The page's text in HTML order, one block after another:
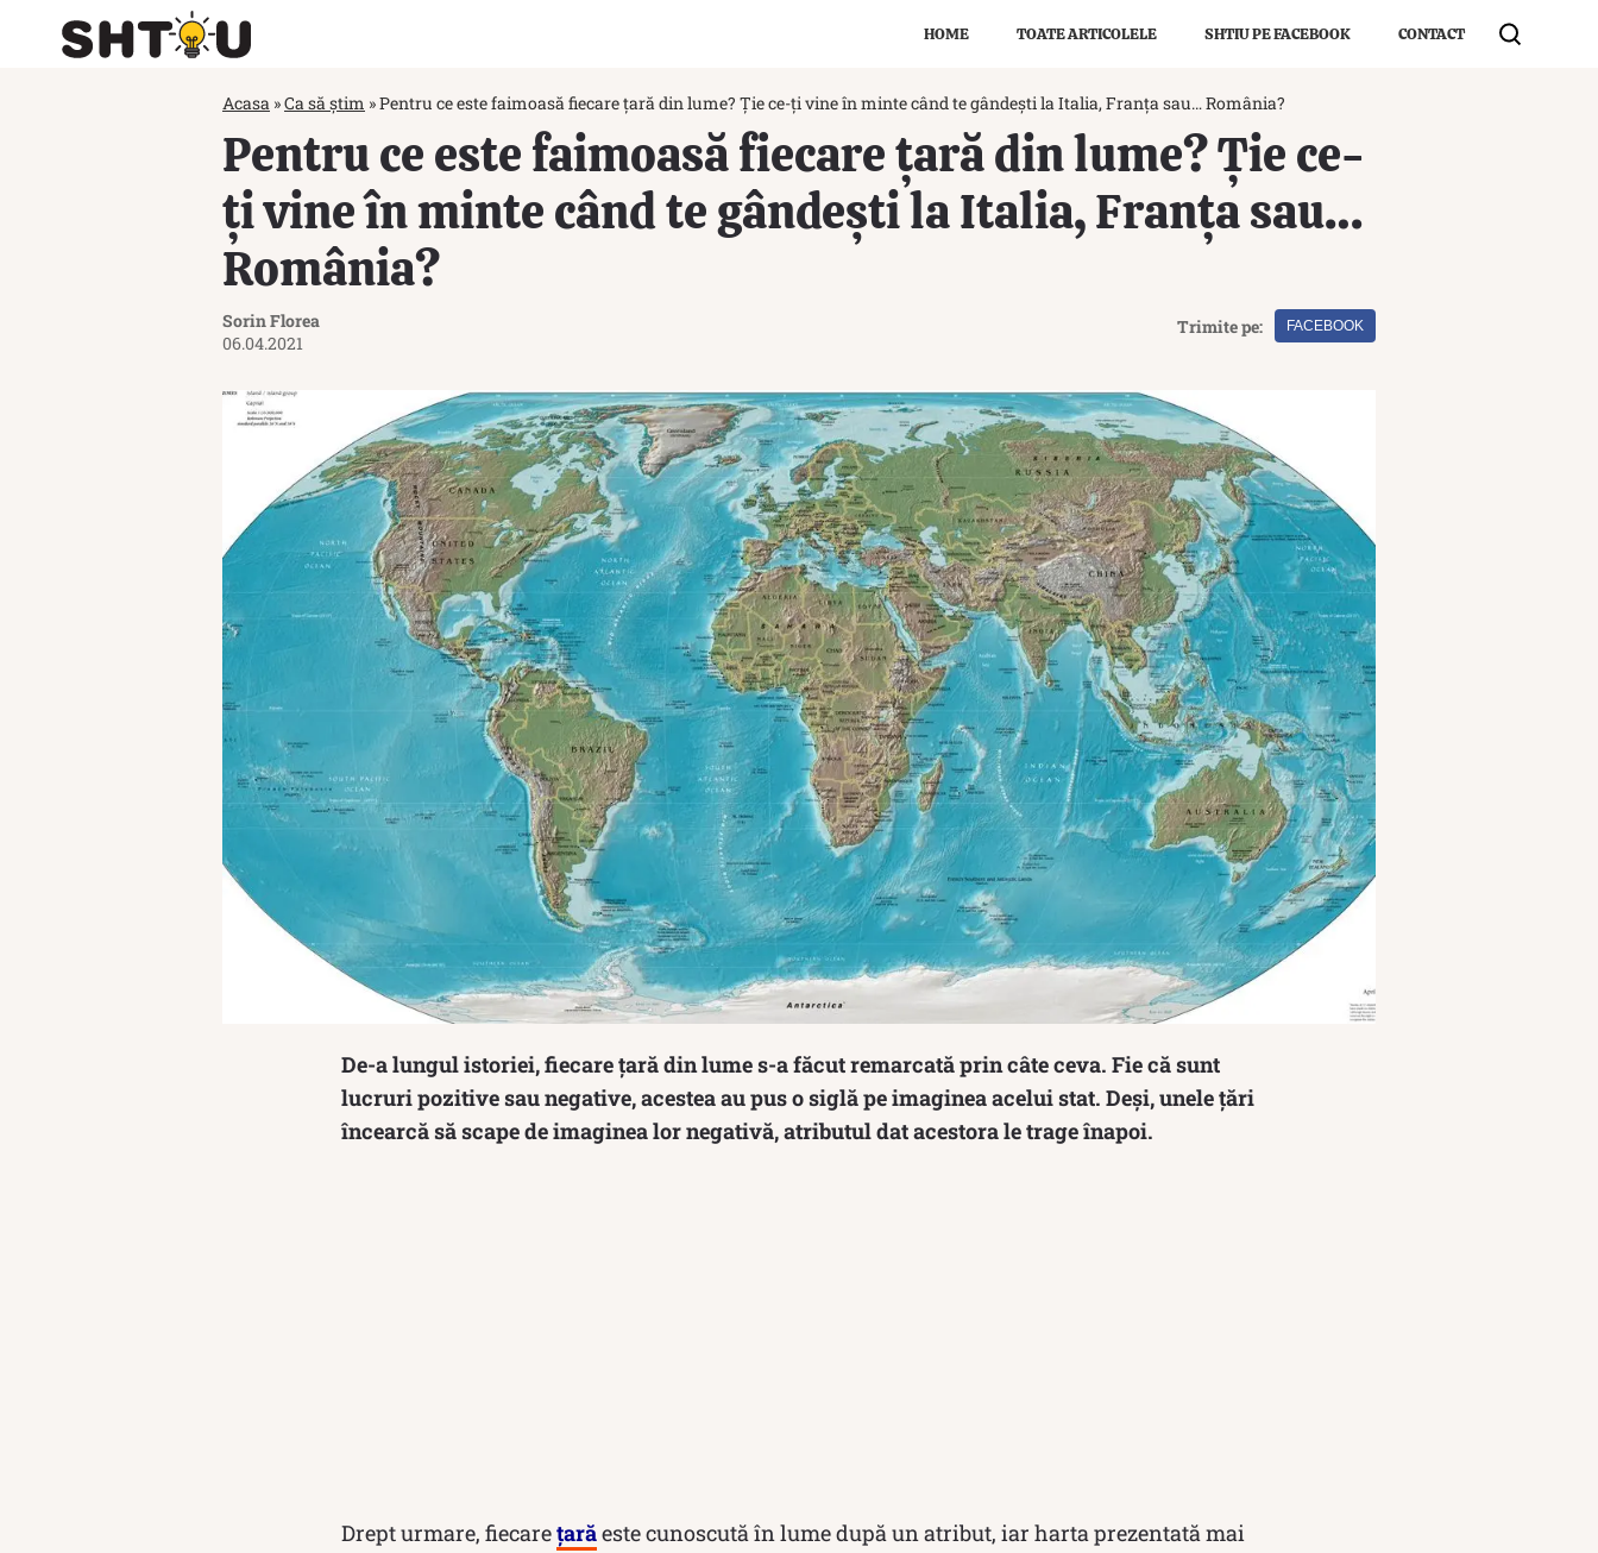
HOME TOATE ARTICOLELE SHTIU PE FACEBOOK CONTACT
Acasa »Ca să știm »Pentru ce este faimoasă fiecare țară din lume? Ție ce-ți vine în minte când te gândești la Italia, Franța sau… România?
Pentru ce este faimoasă fiecare țară din lume? Ție ce-
ți vine în minte când te gândești la Italia, Franța sau…
România?
Sorin Florea
06.04.2021
Trimite pe: FACEBOOK
De-a lungul istoriei, fiecare țară din lume s-a făcut remarcată prin câte ceva. Fie că sunt
lucruri pozitive sau negative, acestea au pus o siglă pe imaginea acelui stat. Deși, unele țări
încearcă să scape de imaginea lor negativă, atributul dat acestora le trage înapoi.
Drept urmare, fiecarețarăeste cunoscută în lume după un atribut, iar harta prezentată mai